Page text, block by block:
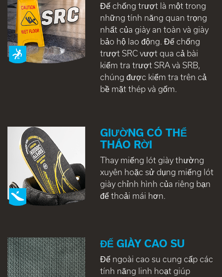
Đế chống trượt là một trong
những tính năng quan trọng
nhất của giày an toàn và giày
bảo hộ lao động. Đế chống
trượt SRC vượt qua cả bài
kiểm tra trượt SRA và SRB,
chúng được kiểm tra trên cả
bề mặt thép và gốm.
GIƯỜNG CÓ THỂ
THÁO RỜI
Thay miếng lót giày thường
xuyên hoặc sử dụng miếng lót
giày chỉnh hình của riêng bạn
để thoải mái hơn.
ĐẾ GIÀY CAO SU
Đế ngoài cao su cung cấp các
tính năng linh hoạt giúp